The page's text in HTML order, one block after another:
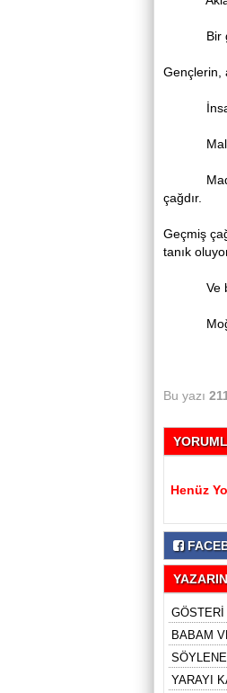
Bir
Gençlerin,
Mal alıp
Madde
çağdır.
Geçmiş
tanık
Ve biz,
Bu yazı
Henüz
GÖSTERİ
BABAM
YARAYI